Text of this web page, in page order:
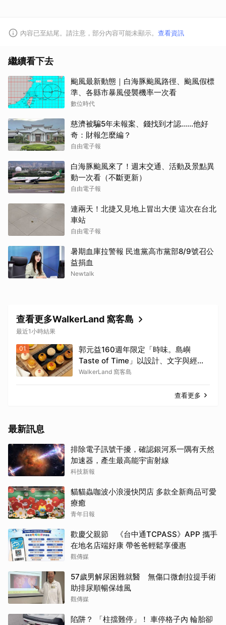
內容已至結尾。請注意，部分內容可能未顯示。 查看資訊
繼續看下去
颱風最新動態｜白海豚颱風路徑、颱風假標
準、各縣市暴風侵襲機率一次看
數位時代
慈濟被騙5年未報案、錢找到才認......他好
奇：財報怎麼編？
自由電子報
白海豚颱風來了！週末交通、活動及景點異
動一次看（不斷更新）
自由電子報
連兩天！北捷又見地上冒出大便 這次在台北
車站
自由電子報
暑期血庫拉警報 民進黨高市黨部8/9號召公
益捐血
Newtalk
查看更多WalkerLand 窩客島
最近1小時結果
01
郭元益160週年限定「時味。島嶼
Taste of Time」以設計、文字與經典
糕餅結合。
WalkerLand 窩客島
查看更多
最新訊息
排除電子訊號干擾，確認銀河系一隅有天然
加速器，產生最高能宇宙射線
科技新報
貓貓蟲咖波小浪漫快閃店 多款全新商品可愛
療癒
青年日報
歡慶父親節 《台中通TCPASS》APP 攜手
在地名店端好康 帶爸爸輕鬆享優惠
觀傳媒
57歲男解尿困難就醫 無傷口微創拉提手術
助排尿順暢保雄風
觀傳媒
陷阱？ 「柱擋難停」！ 車停格子內 輪胎卻